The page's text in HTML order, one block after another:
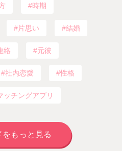
時期
片思い 結婚
絡 元彼
社内恋愛 性格
ッチングアプリ
をもっと見る